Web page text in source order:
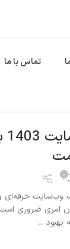
تماس با ما
۰
وب‌سایت حرفه‌ای
امری ضروری
بهبود ...